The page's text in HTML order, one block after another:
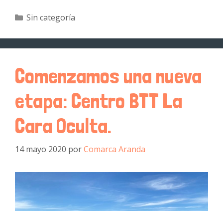
Sin categoría
Comenzamos una nueva
etapa: Centro BTT La
Cara Oculta.
14 mayo 2020 porComarca Aranda